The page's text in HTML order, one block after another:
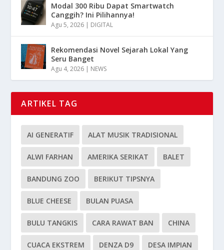
Modal 300 Ribu Dapat Smartwatch
Canggih? Ini Pilihannya!
Agu 5, 2026 | DIGITAL
Rekomendasi Novel Sejarah Lokal Yang
Seru Banget
Agu 4, 2026 | NEWS
ARTIKEL TAG
AI GENERATIF ALAT MUSIK TRADISIONAL
ALWI FARHAN AMERIKA SERIKAT BALET
BANDUNG ZOO BERIKUT TIPSNYA
BLUE CHEESE BULAN PUASA
BULU TANGKIS CARA RAWAT BAN CHINA
CUACA EKSTREM DENZA D9 DESA IMPIAN